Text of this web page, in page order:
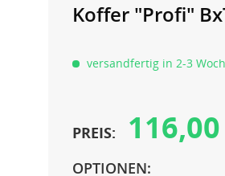
Koffer "Profi"
versandfertig in 2-3
PREIS:
OPTIONEN: